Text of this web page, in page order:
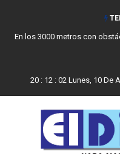
En los 3000 metros con
20 : 12 : 03 Lunes, 10 De